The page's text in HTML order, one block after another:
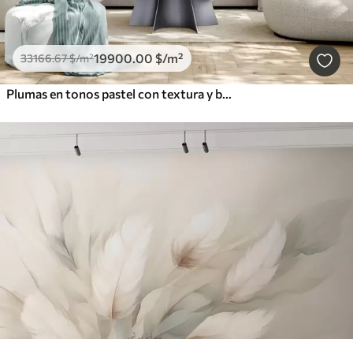
33166.67$/m²19900.00 $/m²
Plumas en tonos pastel con textura y bordes suaves y difuminados, sobre un fondo de estilo acuarela